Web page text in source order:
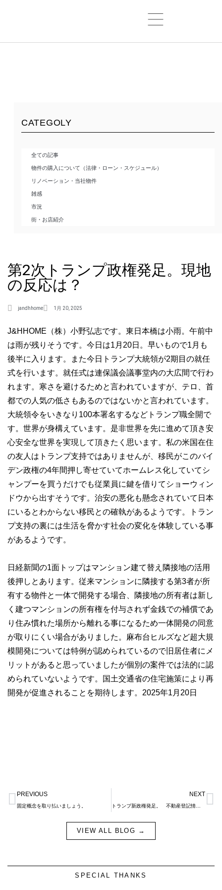
第2次トランプ政権発足。現地
の反応は？
jandhhome 1月 20, 2025
J&HHOME（株）小野弘志です。東日本橋は小雨。午前中
は雨が残りそうです。今日は1月20日。早いもので1月も
後半に入ります。また今日トランプ大統領が2期目の就任
式を行います。就任式は連保議会議事堂内の大広間で行わ
れます。寒さを避けるためと言われていますが、テロ、首
都での人気の低さもあるのではないかと言われています。
大統領令をいきなり100本署名するなどトランプ職全開で
す。世界が身構えています。是非世界を先に進めて頂き安
心安全な世界を実現して頂きたく思います。私の米国在住
の友人はトランプ支持ではありませんが、移民がこのバイ
デン政権の4年間押し寄せていてホームレス化していてシ
ャンプーを買うだけでも従業員に鍵を借りてショーウィン
ドウから出すそうです。治安の悪化も懸念されていて日本
にいるとわからない移民との確執があるようです。トラン
プ支持の裏には生活を脅かす社会の変化を体験している事
があるようです。
日経新聞の1面トップはマンション建て替え隣接地の活用
後押しとあります。従来マンションに隣接する第3者が所
有する物件と一体で開発する場合、隣接地の所有者は新し
く建つマンションの所有権を付与されず金銭での補償であ
り住み慣れた場所から離れる事になるため一体開発の同意
が取りにくい場合がありました。麻布台ヒルズなど超大規
模開発については特例が認められているので旧居住者にメ
リットがあると思っていましたが個別の案件では法的に認
められていないようです。国土交通省の住宅施策により再
開発が促進されることを期待します。2025年1月20日
CATEGOLY
全ての記事
物件の購入について（法律・ローン・スケジュール）
リノベーション・当社物件
雑感
市況
街・お店紹介
Prev
PREVIOUS
固定概念を取り払いましょう。
NEXT
トランプ新政権発足。 不動産登記情報変更が義務化されます。
VIEW ALL BLOG →
SPECIAL THANKS